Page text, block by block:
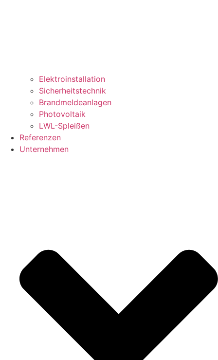
Elektroinstallation
Sicherheitstechnik
Brandmeldeanlagen
Photovoltaik
LWL-Spleißen
Referenzen
Unternehmen